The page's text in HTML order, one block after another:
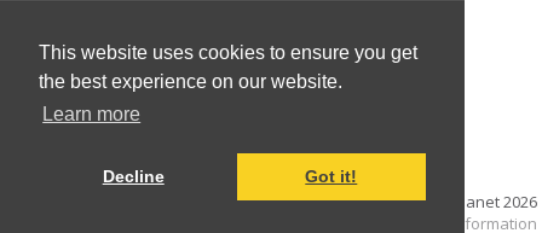
This website uses cookies to ensure you get
the best experience on our website.
Learn more
Decline Got it!
© Mediaplanet2026
Cookie information